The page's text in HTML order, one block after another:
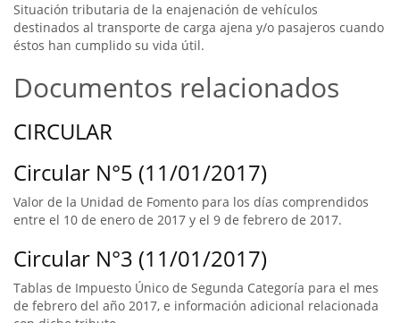
Situación tributaria de la enajenación de vehículos
destinados al transporte de carga ajena y/o pasajeros cuando
éstos han cumplido su vida útil.
Documentos relacionados
CIRCULAR
Circular N°5 (11/01/2017)
Valor de la Unidad de Fomento para los días comprendidos
entre el 10 de enero de 2017 y el 9 de febrero de 2017.
Circular N°3 (11/01/2017)
Tablas de Impuesto Único de Segunda Categoría para el mes
de febrero del año 2017, e información adicional relacionada